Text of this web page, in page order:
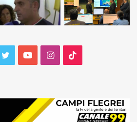
TwitterYouTubeInstagram